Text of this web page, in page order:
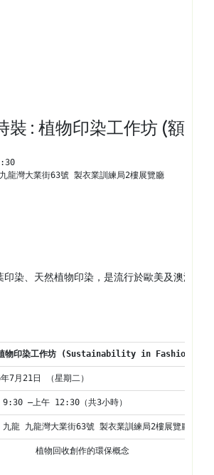
裝 : 植物印染工作坊 (額滿)
龍灣大業街63號 製衣業訓練局2樓展覽廳
印染、天然植物印染，是流行於歐美及澳洲的
物印染工作坊 (Sustainability in Fashion :
7月21日 （星期二）
9:30 –上午 12:30（共3小時）
龍 九龍灣大業街63號 製衣業訓練局2樓展覽廳
植物回收創作的環保概念